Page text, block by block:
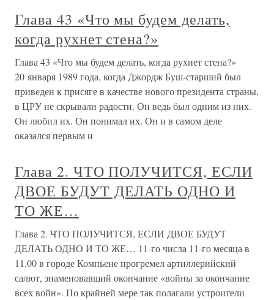
Глава 43 «Что мы будем делать,
когда рухнет стена?»
Глава 43 «Что мы будем делать, когда рухнет стена?»
20 января 1989 года, когда Джордж Буш-старший был
приведен к присяге в качестве нового президента страны,
в ЦРУ не скрывали радости. Он ведь был одним из них.
Он любил их. Он понимал их. Он и в самом деле
оказался первым и
Глава 2. ЧТО ПОЛУЧИТСЯ, ЕСЛИ
ДВОЕ БУДУТ ДЕЛАТЬ ОДНО И
ТО ЖЕ…
Глава 2. ЧТО ПОЛУЧИТСЯ, ЕСЛИ ДВОЕ БУДУТ
ДЕЛАТЬ ОДНО И ТО ЖЕ… 11-го числа 11-го месяца в
11.00 в городе Компьене прогремел артиллерийский
салют, знаменовавший окончание «войны за окончание
всех войн». По крайней мере так полагали устроители